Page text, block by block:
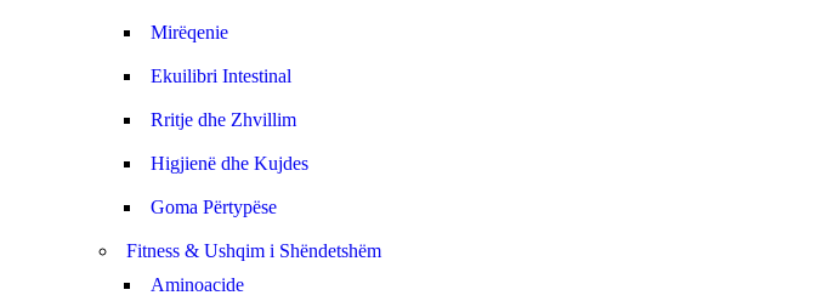
Mirëqenie
Ekuilibri Intestinal
Rritje dhe Zhvillim
Higjienë dhe Kujdes
Goma Përtypëse
Fitness & Ushqim i Shëndetshëm
Aminoacide